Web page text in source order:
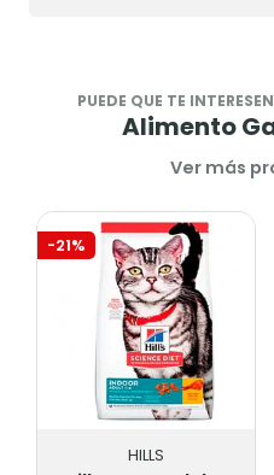
PUEDE QUE TE
Alimento
Ver más
-21%
HILLS